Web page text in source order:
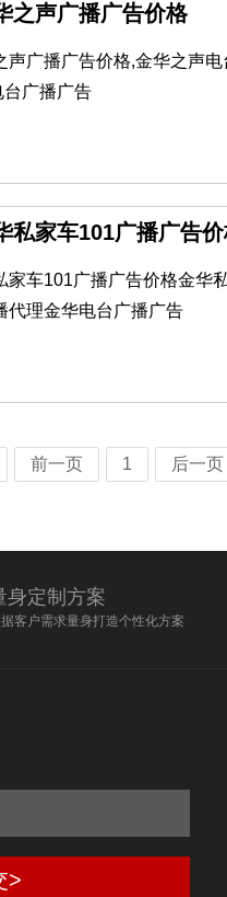
之声广播广告价格
声广播广告价格,金华之声
广播广告
私家车101广播广告
家车101广播广告价格金华
代理金华电台广播广告
前一页 1 后一页
身定制方案
客户需求量身打造个性化方案
>